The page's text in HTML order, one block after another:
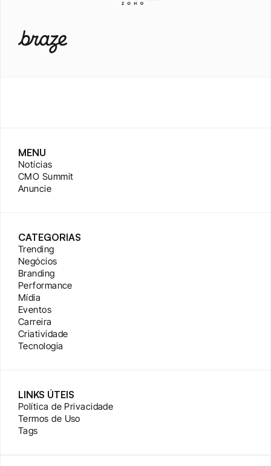
MENU
Notícias
CMO Summit
Anuncie
CATEGORIAS
Trending
Negócios
Branding
Performance
Mídia
Eventos
Carreira
Criatividade
Tecnologia
LINKS ÚTEIS
Política de Privacidade
Termos de Uso
Tags